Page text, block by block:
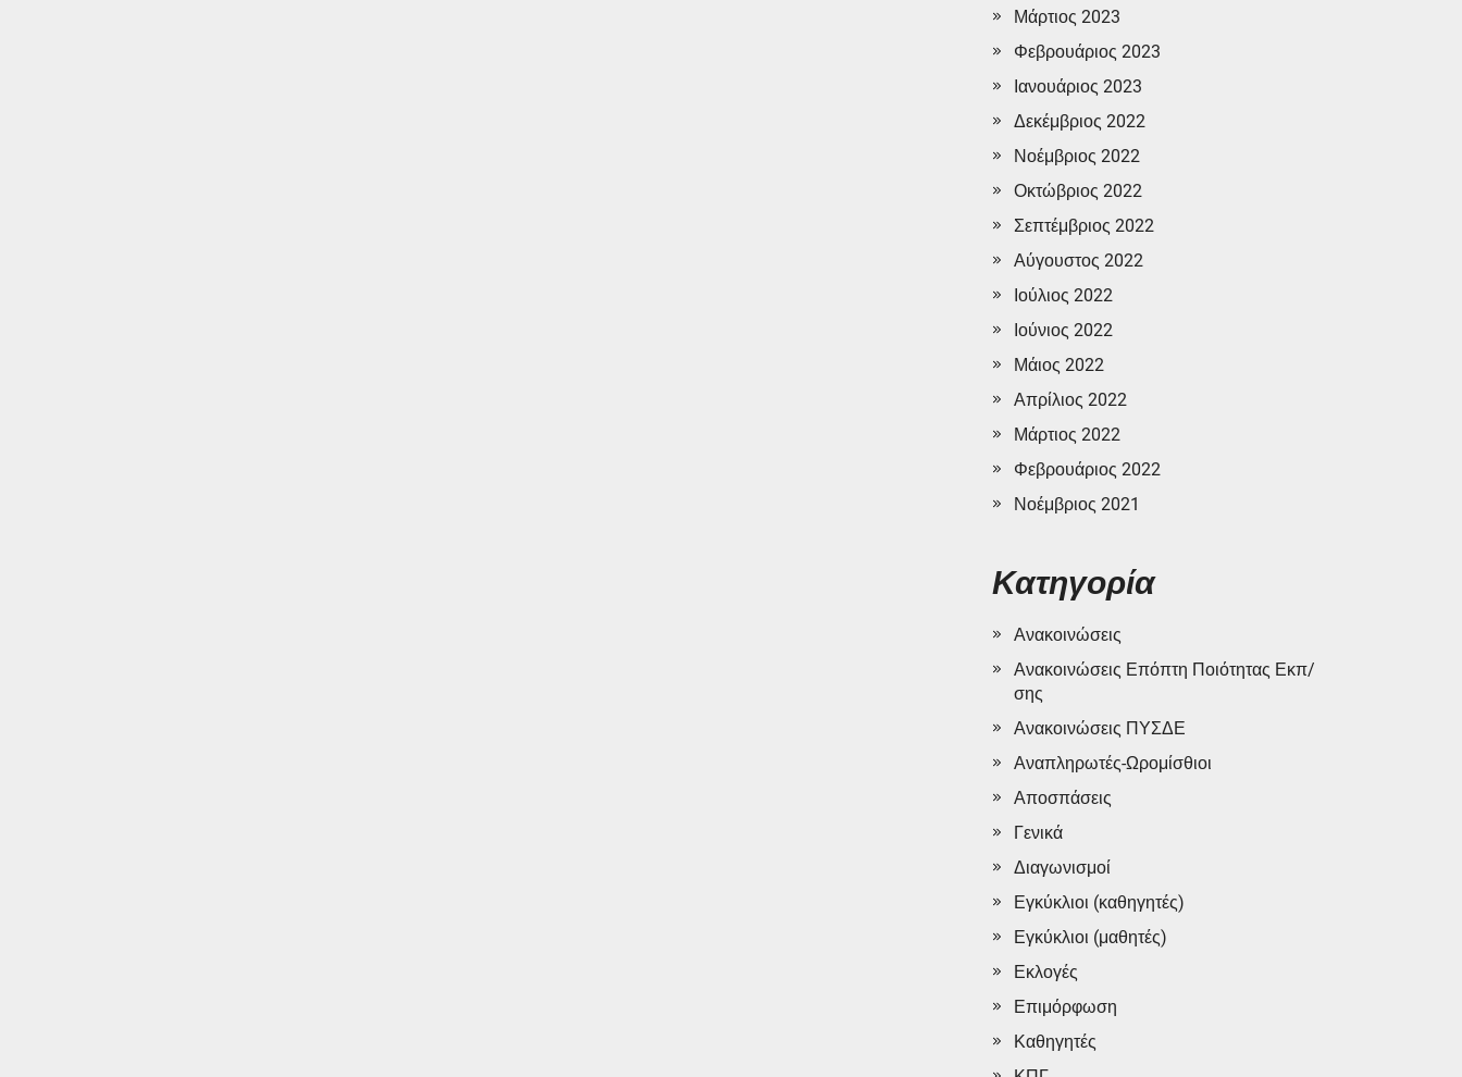
Μάρτιος 2023
Φεβρουάριος 2023
Ιανουάριος 2023
Δεκέμβριος 2022
Νοέμβριος 2022
Οκτώβριος 2022
Σεπτέμβριος 2022
Αύγουστος 2022
Ιούλιος 2022
Ιούνιος 2022
Μάιος 2022
Απρίλιος 2022
Μάρτιος 2022
Φεβρουάριος 2022
Νοέμβριος 2021
Κατηγορία
Ανακοινώσεις
Ανακοινώσεις Επόπτη Ποιότητας Εκπ/
σης
Ανακοινώσεις ΠΥΣΔΕ
Αναπληρωτές-Ωρομίσθιοι
Αποσπάσεις
Γενικά
Διαγωνισμοί
Εγκύκλιοι (καθηγητές)
Εγκύκλιοι (μαθητές)
Εκλογές
Επιμόρφωση
Καθηγητές